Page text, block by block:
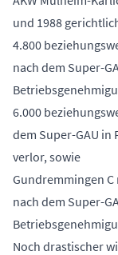
und 1988
4.800
nach dem Super-
6.000
dem Super-GAU
verlor, sowie
Gundremmingen C
nach dem Super-
Noch drastischer